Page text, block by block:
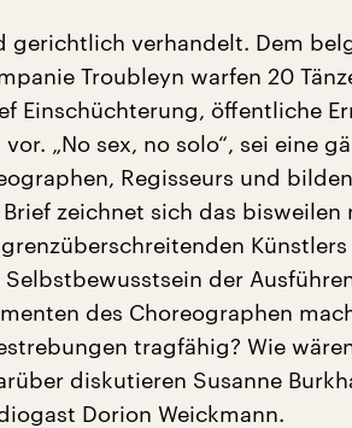
gerichtlich verhandelt. Dem
Troubleyn warfen 20
Einschüchterung, öffentliche
„No sex, no solo“, sei eine
Regisseurs und
zeichnet sich das
der
des Choreographen
tragfähig? Wie
diskutieren Susanne
Dorion Weickmann.